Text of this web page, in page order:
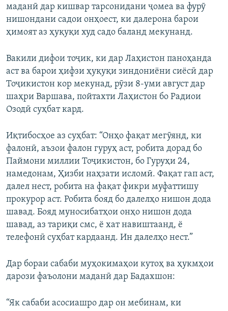
маданӣ дар кишвар тарсонидани ҷомеа ва фурӯ
нишондани садои онҳоест, ки далерона барои
ҳимоят аз ҳуқуқи худ садо баланд мекунанд.
Вакили дифои тоҷик, ки дар Лаҳистон паноҳанда
аст ва барои ҳифзи ҳуқуқи зиндониёни сиёсӣ дар
Тоҷикистон кор мекунад, рӯзи 8-уми август дар
шаҳри Варшава, пойтахти Лаҳистон бо Радиои
Озодӣ суҳбат кард.
Иқтибосҳое аз суҳбат: “Онҳо фақат мегӯянд, ки
фалонӣ, аъзои фалон гуруҳ аст, робита дорад бо
Паймони миллии Тоҷикистон, бо Гуруҳи 24,
намедонам, Ҳизби наҳзати исломӣ. Фақат гап аст,
далел нест, робита на фақат фикри муфаттишу
прокурор аст. Робита бояд бо далелҳо нишон дода
шавад. Бояд муносибатҳои онҳо нишон дода
шавад, аз тариқи смс, ё хат навиштаанд, ё
телефонӣ суҳбат кардаанд. Ин далелҳо нест.”
Дар бораи сабаби муҳокимаҳои кутоҳ ва ҳукмҳои
дарози фаъолони маданӣ дар Бадахшон:
“Як сабаби асосиашро дар он мебинам, ки